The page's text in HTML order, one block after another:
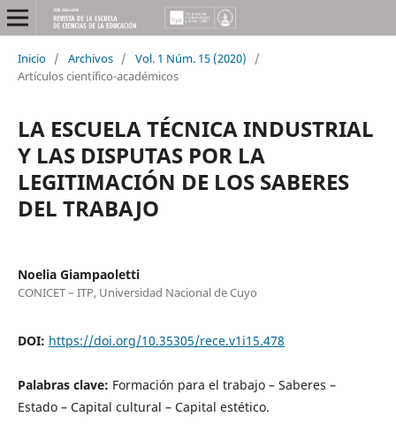
Inicio / Archivos / Vol. 1 Núm. 15 (2020)
/
Artículos científico-académicos
LA ESCUELA TÉCNICA INDUSTRIAL
Y LAS DISPUTAS POR LA
LEGITIMACIÓN DE LOS SABERES
DEL TRABAJO
Noelia Giampaoletti
CONICET – ITP, Universidad Nacional de Cuyo
DOI: https://doi.org/10.35305/rece.v1i15.478
Palabras clave: Formación para el trabajo – Saberes –
Estado – Capital cultural – Capital estético.